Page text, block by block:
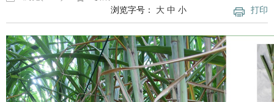
打印
浏览字号： 大 中 小